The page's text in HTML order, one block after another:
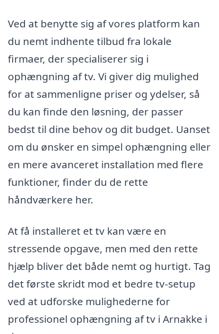
Ved at benytte sig af vores platform kan
du nemt indhente tilbud fra lokale
firmaer, der specialiserer sig i
ophængning af tv. Vi giver dig mulighed
for at sammenligne priser og ydelser, så
du kan finde den løsning, der passer
bedst til dine behov og dit budget. Uanset
om du ønsker en simpel ophængning eller
en mere avanceret installation med flere
funktioner, finder du de rette
håndværkere her.
At få installeret et tv kan være en
stressende opgave, men med den rette
hjælp bliver det både nemt og hurtigt. Tag
det første skridt mod et bedre tv-setup
ved at udforske mulighederne for
professionel ophængning af tv i Arnakke i